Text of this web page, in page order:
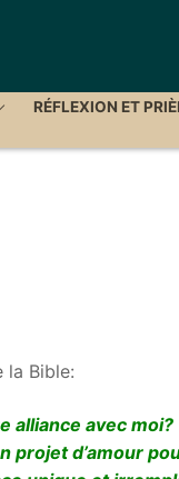
RÉFLEXION ET
la Bible:
alliance avec moi?
projet d’amour